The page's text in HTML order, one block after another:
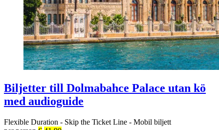
Biljetter till Dolmabahce Palace utan kö
med audioguide
Flexible Duration - Skip the Ticket Line - Mobil biljett